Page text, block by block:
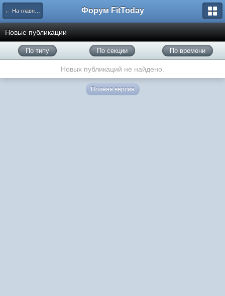
← На главную Форум FitToday
Новые публикации
По типу По секции По времени
Новых публикаций не найдено.
Полная версия